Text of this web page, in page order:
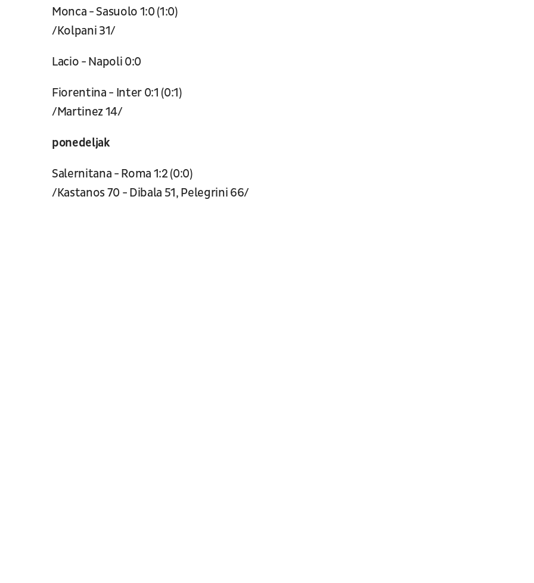
Monca - Sasuolo 1:0 (1:0)
/Kolpani 31/
Lacio - Napoli 0:0
Fiorentina - Inter 0:1 (0:1)
/Martinez 14/
ponedeljak
Salernitana - Roma 1:2 (0:0)
/Kastanos 70 - Dibala 51, Pelegrini 66/